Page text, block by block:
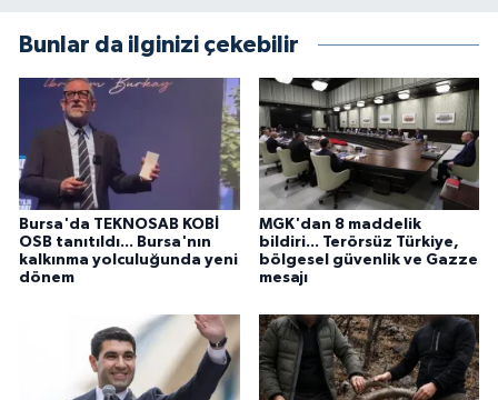
Bunlar da ilginizi çekebilir
Bursa'da TEKNOSAB KOBİ
OSB tanıtıldı... Bursa'nın
kalkınma yolculuğunda yeni
dönem
MGK'dan 8 maddelik
bildiri... Terörsüz Türkiye,
bölgesel güvenlik ve Gazze
mesajı